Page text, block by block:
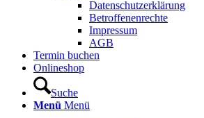
Datenschutzerklärung
Betroffenenrechte
Impressum
AGB
Termin buchen
Onlineshop
Suche
Menü Menü